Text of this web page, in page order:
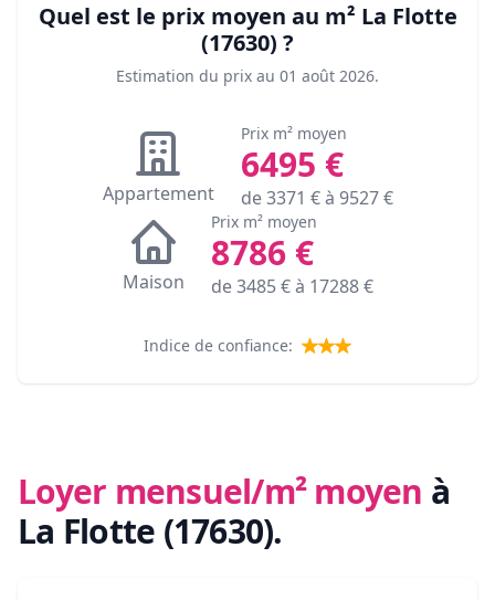
Quel est le prix moyen au m² La Flotte
(17630) ?
Estimation du prix au 01 août 2026.
Appartement
Prix m² moyen
6495 €
de3371 € à 9527€
Maison
Prix m² moyen
8786€
de3485€ à 17288€
Indice de confiance:
Loyer mensuel/m² moyen à
La Flotte (17630).